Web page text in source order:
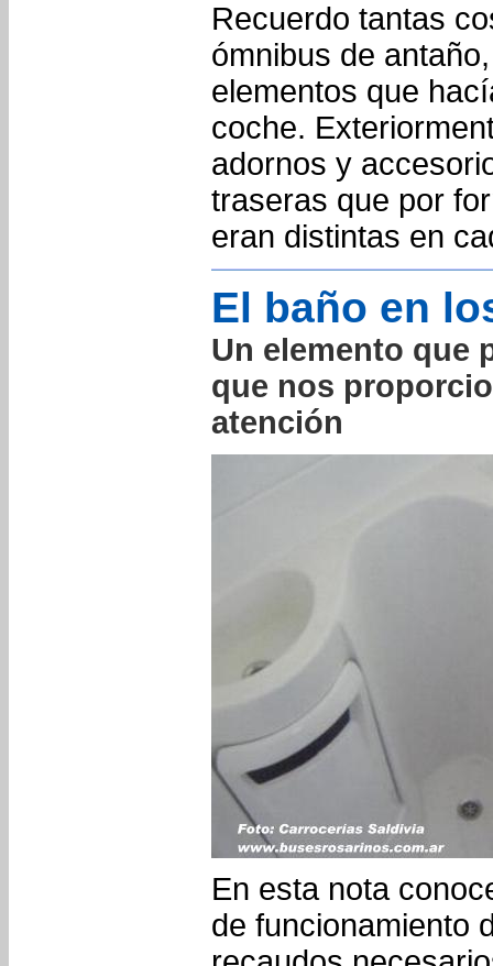
Recuerdo tantas
ómnibus de
elementos que
coche.
adornos y
traseras que por
eran distintas en
El baño en
Un elemento que
que nos
atención
En esta nota
de funcionamiento